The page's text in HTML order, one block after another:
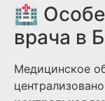
🏥
врача в
Медицинское